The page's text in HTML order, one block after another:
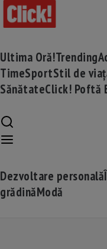
Ultima Oră!Trending
TimeSportStil de
SănătateClick! Poftă
Dezvoltare personală
grădinăModă